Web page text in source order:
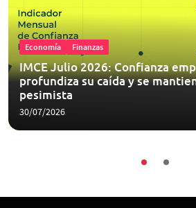
Economía Finanzas
IMCE Julio 2026: Confianza
profundiza su caída y se
pesimista
30/07/2026